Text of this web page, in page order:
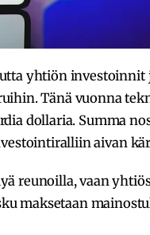
yhtiön investoinnit
Tänä vuonna
dollaria. Summa
aivan
reunoilla, vaan
maksetaan